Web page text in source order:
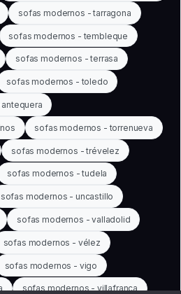
sofas modernos - tarragona
sofas modernos - tembleque
sofas modernos - terrasa
sofas modernos - toledo
sofas modernos - torrenueva
sofas modernos - trévelez
sofas modernos - tudela
sofas modernos - uncastillo
sofas modernos - valladolid
sofas modernos - vélez
sofas modernos - vigo
sofas modernos - villafranca